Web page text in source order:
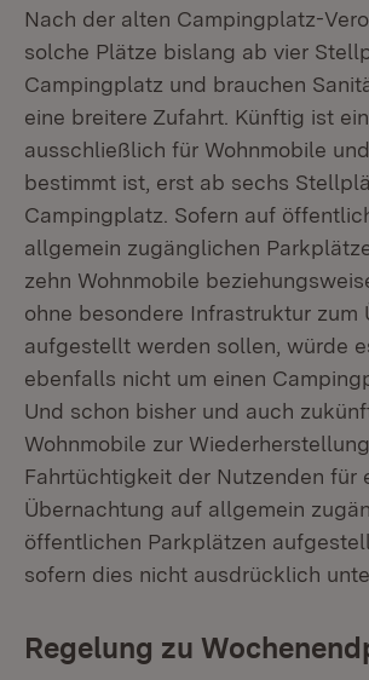
Nach der alten Campingplatz-
solche Plätze bislang ab vier
Campingplatz und brauchen
eine breitere Zufahrt. Künftig ist
ausschließlich für Wohnmobile
bestimmt ist, erst ab sechs
Campingplatz. Sofern auf
allgemein zugänglichen
zehn Wohnmobile
ohne besondere Infrastruktur zum
aufgestellt werden sollen, würde
ebenfalls nicht um einen
Und schon bisher und auch
Wohnmobile zur
Fahrtüchtigkeit der Nutzenden für
Übernachtung auf allgemein
öffentlichen Parkplätzen
sofern dies nicht ausdrücklich
Regelung zu